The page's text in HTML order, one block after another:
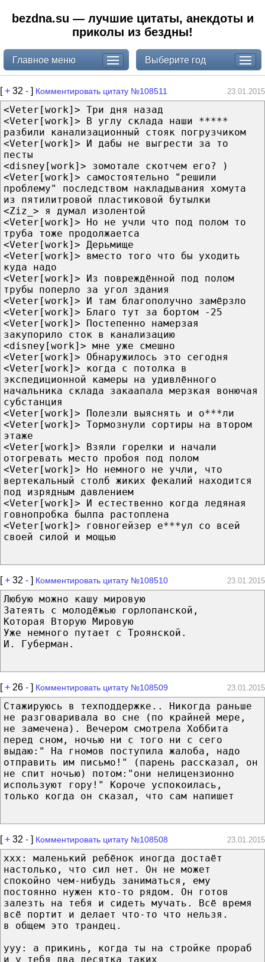
bezdna.su — лучшие цитаты, анекдоты и
приколы из бездны!
Главное меню Выберите год
[+ 32 - ] Комментировать цитату №108511 23.01.2015
<Veter[work]> Три дня назад
<Veter[work]> В углу склада наши *****
разбили канализационный стояк погрузчиком
<Veter[work]> И дабы не выгрести за то
песты
<disney[work]> зомотале скотчем его? )
<Veter[work]> самостоятельно "решили
проблему" последством накладывания хомута
из пятилитровой пластиковой бутылки
<Ziz_> я думал изолентой
<Veter[work]> Но не учли что под полом то
труба тоже продолжаетса
<Veter[work]> Дерьмище
<Veter[work]> вместо того что бы уходить
куда надо
<Veter[work]> Из повреждённой под полом
трубы поперло за угол здания
<Veter[work]> И там благополучно замёрзло
<Veter[work]> Благо тут за бортом -25
<Veter[work]> Постепенно намерзая
закупорило сток в канализацию
<disney[work]> мне уже смешно
<Veter[work]> Обнаружилось это сегодня
<Veter[work]> когда с потолка в
экспедиционной камеры на удивлённого
начальника склада закаапала мерзкая вонючая
субстанция
<Veter[work]> Полезли выяснять и о***ли
<Veter[work]> Тормознули сортиры на втором
этаже
<Veter[work]> Взяли горелки и начали
отогревать место пробоя под полом
<Veter[work]> Но немного не учли, что
вертекальный столб жиких фекалий находится
под изрядным давлением
<Veter[work]> И естественно когда ледяная
говнопробка былпа растоплена
<Veter[work]> говногейзер е***ул со всей
своей силой и мощью
[+ 32 - ] Комментировать цитату №108510 23.01.2015
Любую можно кашу мировую
Затеять с молодёжью горлопанской,
Которая Вторую Мировую
Уже немного путает с Троянской.
И. Губерман.
[+ 26 - ] Комментировать цитату №108509 23.01.2015
Стажируюсь в техподдержке.. Никогда раньше
не разговаривала во сне (по крайней мере,
не замечена). Вечером смотрела Хоббита
перед сном, ночью ни с того ни с сего
выдаю:" На гномов поступила жалоба, надо
отправить им письмо!" (парень рассказал, он
не спит ночью) потом:"они нелицензионно
используют гору!" Короче успокоилась,
только когда он сказал, что сам напишет
[+ 32 - ] Комментировать цитату №108508 23.01.2015
xxx: маленький ребёнок иногда достаёт
настолько, что сил нет. Он не может
спокойно чем-нибудь заниматься, ему
постоянно нужен кто-то рядом. Он готов
залезть на тебя и сидеть мучать. Всё время
всё портит и делает что-то что нельзя.
в общем это трандец.
yyy: а прикинь, когда ты на стройке прораб
и у тебя два десятка таких